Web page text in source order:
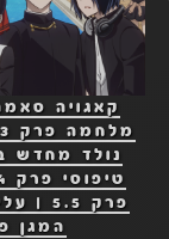
קאגויה
נולד מחדש
פרק
המגן